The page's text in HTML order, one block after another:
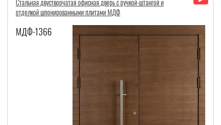
Стальная двустворчатая офисная дверь с ручкой-штангой и
отделкой шпонированными плитами МДФ
МДФ-1366